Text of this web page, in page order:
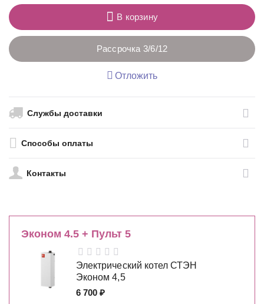
В корзину
Рассрочка 3/6/12
Отложить
Службы доставки
Способы оплаты
Контакты
Эконом 4.5 + Пульт 5
Электрический котел СТЭН
Эконом 4,5
6 700 ₽